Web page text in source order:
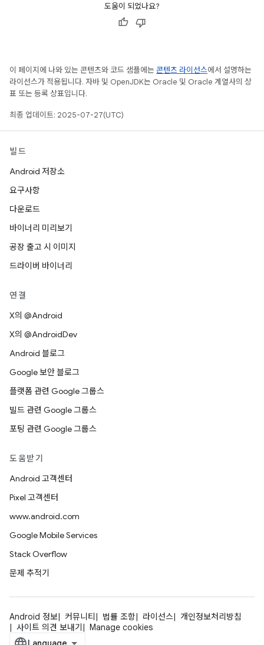
도움이 되었나요?
이 페이지에 나와 있는 콘텐츠와 코드 샘플에는 콘텐츠 라이선스에서 설명하는
라이선스가 적용됩니다. 자바 및 OpenJDK는 Oracle 및 Oracle 계열사의 상
표 또는 등록 상표입니다.
최종 업데이트: 2025-07-27(UTC)
빌드
Android 저장소
요구사항
다운로드
바이너리 미리보기
공장 출고 시 이미지
드라이버 바이너리
연결
X의 @Android
X의 @AndroidDev
Android 블로그
Google 보안 블로그
플랫폼 관련 Google 그룹스
빌드 관련 Google 그룹스
포팅 관련 Google 그룹스
도움받기
Android 고객센터
Pixel 고객센터
www.android.com
Google Mobile Services
Stack Overflow
문제 추적기
Android 정보 커뮤니티 법률 조항 라이선스
개인정보처리방침
사이트 의견 보내기
Manage cookies